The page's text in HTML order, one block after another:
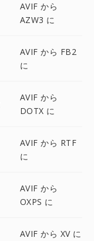
AVIF から
AZW3 に
AVIF から FB2
に
AVIF から
DOTX に
AVIF から RTF
に
AVIF から
OXPS に
AVIF から XV に